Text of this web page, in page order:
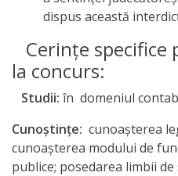
web
Contacte
dispus această
Cerinţe
la concurs:
Studii: în domeniul
Cunoştinţe: cunoaşterea
cunoaşterea modului de
publice; posedarea limbii